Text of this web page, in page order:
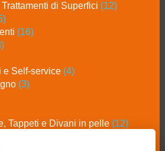
di Superfici (12)
(16)
e Self-service (4)
(3)
Tappeti e Divani in pelle (12)